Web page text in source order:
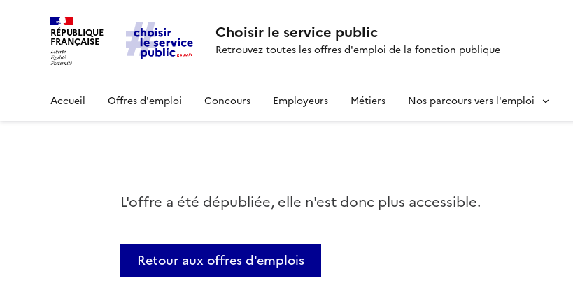
RÉPUBLIQUE
FRANÇAISE Choisir le service public
Retrouvez toutes les offres d'emploi de la fonction publique
Accueil Offres d'emploi Concours Employeurs Métiers Nos parcours vers l'emploi
L'offre a été dépubliée, elle n'est donc plus accessible.
Retour aux offres d'emplois